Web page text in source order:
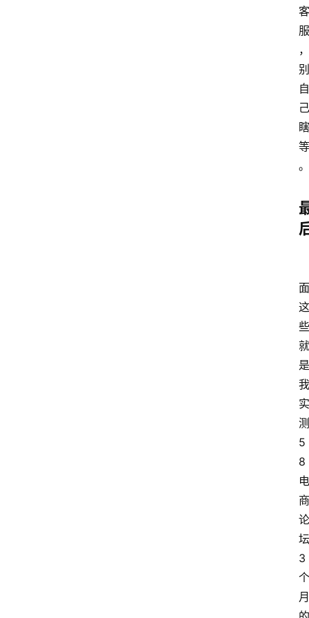
客
服
，
别
自
己
瞎
等
。
面
这
些
就
是
我
实
测
5
8
电
商
论
坛
3
个
月